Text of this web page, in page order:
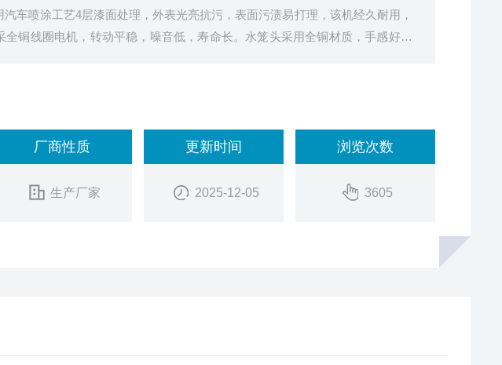
车喷涂工艺4层漆面处理，外表光亮抗污，表面污渍易打理，该机经久耐用，
全铜线圈电机，转动平稳，噪音低，寿命长。水笼头采用全铜材质，手感好，
厂商性质
生产厂家
更新时间
2025-12-05
浏览次数
3605